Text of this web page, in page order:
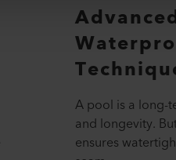
A pool is a long-
and longevity.
ensures